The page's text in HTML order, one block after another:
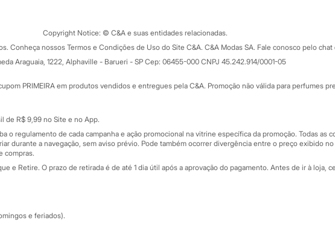
Formas de pagamento
Todas as vantagens
Minha C&A
Cupons de desconto
Copyright Notice: © C&A e suas entidades relacionadas.
Conheça nossos Termos e Condições de Uso do Site C&A. C&A Modas SA. Fale conosco pelo
Araguaia, 1222, Alphaville - Barueri - SP Cep: 06455-000 CNPJ 45.242.914/0001-05
PRIMEIRA em produtos vendidos e entregues pela C&A. Promoção não válida para perfumes
de R$ 9,99 no Site e no App.
o regulamento de cada campanha e ação promocional na vitrine específica da promoção. Todas as
durante a navegação, sem aviso prévio. Pode também ocorrer divergência entre o preço exibido
compras.
e Retire. O prazo de retirada é de até 1 dia útil após a aprovação do pagamento. Antes de ir à
e feriados).